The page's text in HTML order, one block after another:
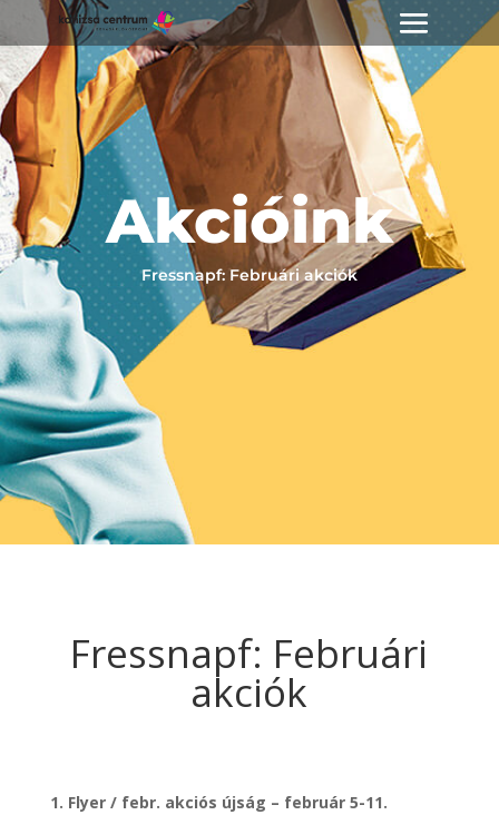
Akcióink
Fressnapf: Februári akciók
Fressnapf: Februári
akciók
1. Flyer / febr. akciós újság – február 5-11.